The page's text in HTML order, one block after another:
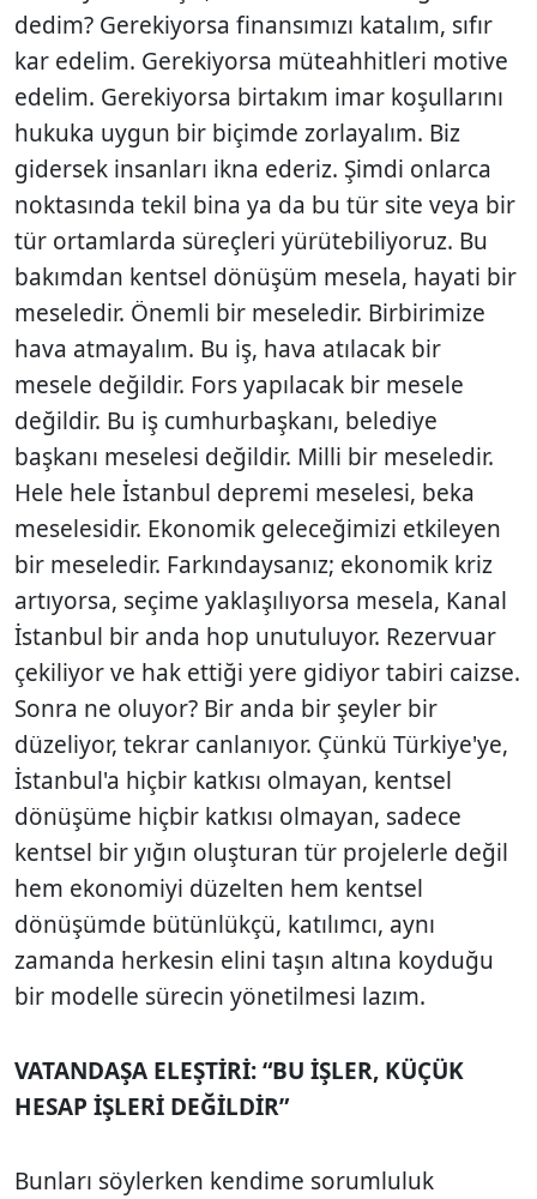
dedim? Gerekiyorsa finansımızı katalım, sıfır
kar edelim. Gerekiyorsa müteahhitleri motive
edelim. Gerekiyorsa birtakım imar koşullarını
hukuka uygun bir biçimde zorlayalım. Biz
gidersek insanları ikna ederiz. Şimdi onlarca
noktasında tekil bina ya da bu tür site veya bir
tür ortamlarda süreçleri yürütebiliyoruz. Bu
bakımdan kentsel dönüşüm mesela, hayati bir
meseledir. Önemli bir meseledir. Birbirimize
hava atmayalım. Bu iş, hava atılacak bir
mesele değildir. Fors yapılacak bir mesele
değildir. Bu iş cumhurbaşkanı, belediye
başkanı meselesi değildir. Milli bir meseledir.
Hele hele İstanbul depremi meselesi, beka
meselesidir. Ekonomik geleceğimizi etkileyen
bir meseledir. Farkındaysanız; ekonomik kriz
artıyorsa, seçime yaklaşılıyorsa mesela, Kanal
İstanbul bir anda hop unutuluyor. Rezervuar
çekiliyor ve hak ettiği yere gidiyor tabiri caizse.
Sonra ne oluyor? Bir anda bir şeyler bir
düzeliyor, tekrar canlanıyor. Çünkü Türkiye'ye,
İstanbul'a hiçbir katkısı olmayan, kentsel
dönüşüme hiçbir katkısı olmayan, sadece
kentsel bir yığın oluşturan tür projelerle değil
hem ekonomiyi düzelten hem kentsel
dönüşümde bütünlükçü, katılımcı, aynı
zamanda herkesin elini taşın altına koyduğu
bir modelle sürecin yönetilmesi lazım.
VATANDAŞA ELEŞTİRİ: “BU İŞLER, KÜÇÜK
HESAP İŞLERİ DEĞİLDİR”
Bunları söylerken kendime sorumluluk